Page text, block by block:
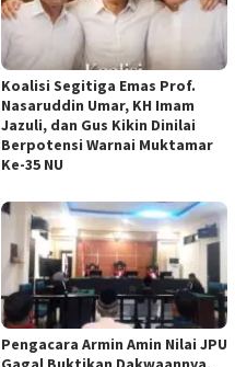
Koalisi Segitiga Emas Prof.
Nasaruddin Umar, KH Imam
Jazuli, dan Gus Kikin Dinilai
Berpotensi Warnai Muktamar
Ke-35 NU
‎Pengacara Armin Amin Nilai JPU